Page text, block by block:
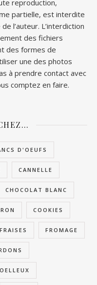
reproduction,
partielle, est interdite
l’auteur. L’interdiction
des fichiers
des formes de
une des photos
à prendre contact avec
comptez en faire.
D'OEUFS
CANNELLE
CHOCOLAT BLANC
COOKIES
FRAISES FROMAGE